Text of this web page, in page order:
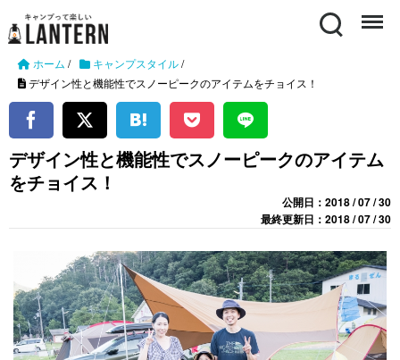
Search Menu
ホーム / キャンプスタイル/
デザイン性と機能性でスノーピークのアイテムをチョイス！
デザイン性と機能性でスノーピークのアイテム
をチョイス！
公開日：2018 / 07 / 30
最終更新日：2018 / 07 / 30